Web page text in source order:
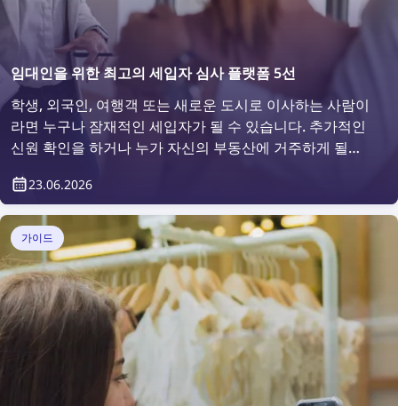
임대인을 위한 최고의 세입자 심사 플랫폼 5선
학생, 외국인, 여행객 또는 새로운 도시로 이사하는 사람이
라면 누구나 잠재적인 세입자가 될 수 있습니다. 추가적인
신원 확인을 하거나 누가 자신의 부동산에 거주하게 될지
게 할 수 있을까요? 세입자 심사 플랫폼을 이용하면 간편
하게 가능합니다.
23.06.2026
가이드